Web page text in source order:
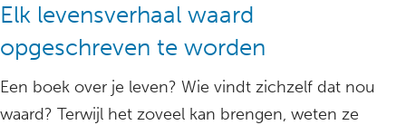
Elk levensverhaal waard
opgeschreven te worden
Een boek over je leven? Wie vindt zichzelf dat nou
waard? Terwijl het zoveel kan brengen, weten ze